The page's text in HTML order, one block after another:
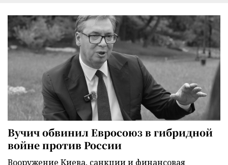
Вучич обвинил Евросоюз в гибридной
войне против России
Вооружение Киева, санкции и финансовая